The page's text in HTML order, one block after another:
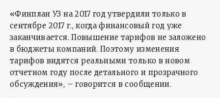
«Финплан УЗ на 2017 год утвердили только в
сентябре 2017 г., когда финансовый год уже
заканчивается. Повышение тарифов не заложено
в бюджеты компаний. Поэтому изменения
тарифов видятся реальными только в новом
отчетном году после детального и прозрачного
обсуждения», – говорится в сообщении.